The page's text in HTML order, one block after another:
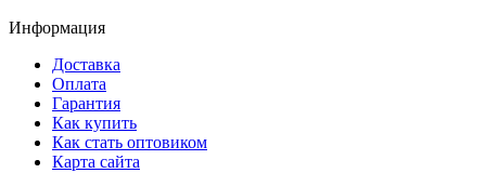
Информация
Доставка
Оплата
Гарантия
Как купить
Как стать оптовиком
Карта сайта